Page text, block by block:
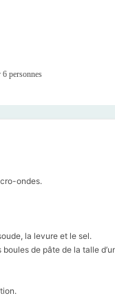
personnes
ondes.
la levure et le sel.
de pâte de la talle